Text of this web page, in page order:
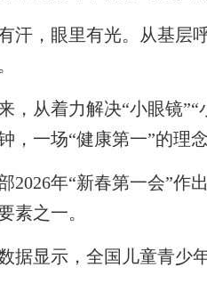
，眼里有光。从基层呼
从着力解决“小眼镜”“
，一场“健康第一”的理
年“新春第一会”作
素之一。
显示，全国儿童青少年